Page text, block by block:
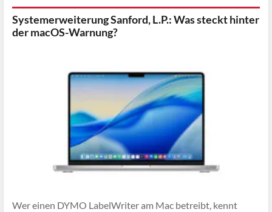
Systemerweiterung Sanford, L.P.: Was steckt hinter
der macOS-Warnung?
Wer einen DYMO LabelWriter am Mac betreibt, kennt